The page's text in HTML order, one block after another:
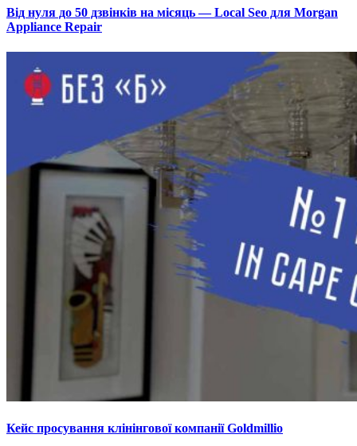
Від нуля до 50 дзвінків на місяць — Local Seo для Morgan
Appliance Repair
Кейс просування клінінгової компанії Goldmillio